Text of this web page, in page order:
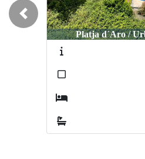
Platja d´Aro /
Previous